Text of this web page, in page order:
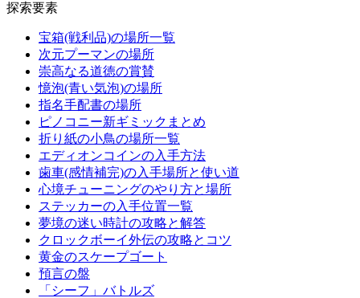
探索要素
宝箱(戦利品)の場所一覧
次元プーマンの場所
崇高なる道徳の賞賛
憶泡(青い気泡)の場所
指名手配書の場所
ピノコニー新ギミックまとめ
折り紙の小鳥の場所一覧
エディオンコインの入手方法
歯車(感情補完)の入手場所と使い道
心境チューニングのやり方と場所
ステッカーの入手位置一覧
夢境の迷い時計の攻略と解答
クロックボーイ外伝の攻略とコツ
黄金のスケープゴート
預言の盤
「シーフ」バトルズ